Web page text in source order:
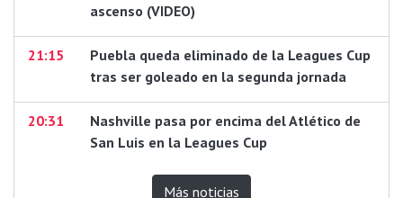
ascenso (VIDEO)
21:15
Puebla queda eliminado de la Leagues Cup
tras ser goleado en la segunda jornada
20:31
Nashville pasa por encima del Atlético de
San Luis en la Leagues Cup
Más noticias